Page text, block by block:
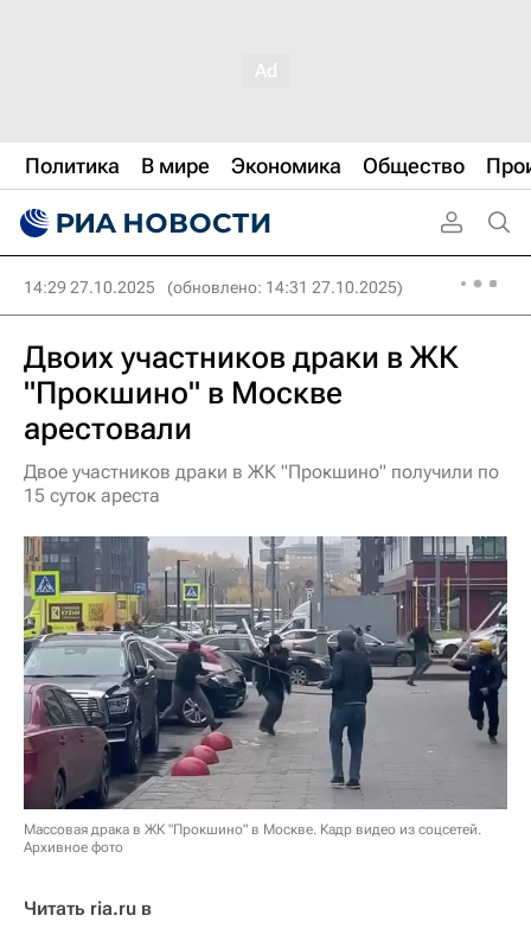
Политика В мире Экономика Общество
14:29 27.10.2025 (обновлено: 14:31 27.10.2025)
Двоих участников драки в ЖК
"Прокшино" в Москве
арестовали
Двое участников драки в ЖК "Прокшино" получили по
15 суток ареста
Массовая драка в ЖК "Прокшино" в Москве. Кадр видео из соцсетей.
Архивное фото
Читать ria.ru в